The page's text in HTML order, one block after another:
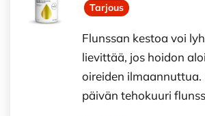
Tarjous
Flunssan kestoa voi
lievittää, jos hoidon
oireiden ilmaannuttua.
päivän tehokuuri